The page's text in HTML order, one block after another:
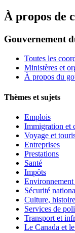
À propos de
Gouvernement
Toutes les
Ministères et
À propos du
Thèmes et sujets
Emplois
Immigration et
Voyage et
Entreprises
Prestations
Santé
Impôts
Environnement
Sécurité
Culture,
Services de
Transport et
Le Canada et